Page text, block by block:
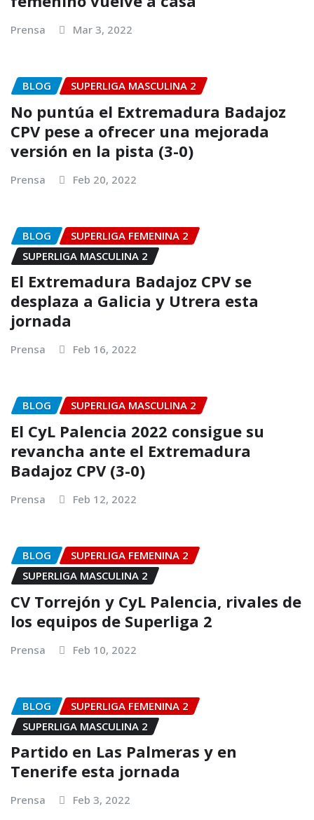
Prensa Mar 3, 2022
BLOG SUPERLIGA MASCULINA 2
No puntúa el Extremadura Badajoz
CPV pese a ofrecer una mejorada
versión en la pista (3-0)
Prensa Feb 20, 2022
BLOG
SUPERLIGA FEMENINA 2
SUPERLIGA MASCULINA 2
El Extremadura Badajoz CPV se
desplaza a Galicia y Utrera esta
jornada
Prensa Feb 16, 2022
BLOG SUPERLIGA MASCULINA 2
El CyL Palencia 2022 consigue su
revancha ante el Extremadura
Badajoz CPV (3-0)
Prensa Feb 12, 2022
BLOG
SUPERLIGA FEMENINA 2
SUPERLIGA MASCULINA 2
CV Torrejón y CyL Palencia, rivales de
los equipos de Superliga 2
Prensa Feb 10, 2022
BLOG
SUPERLIGA FEMENINA 2
SUPERLIGA MASCULINA 2
Partido en Las Palmeras y en
Tenerife esta jornada
Prensa Feb 3, 2022